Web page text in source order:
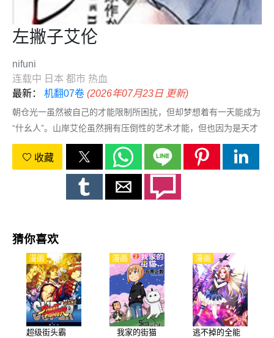
左撇子艾伦
nifuni
连载中 日本 都市 热血
最新： 机翻07卷 (2026年07月23日 更新)
朝仓光一虽然被自己的才能限制所困扰，但却梦想着有一天能成为
“什幺人”。山岸艾伦虽然拥有压倒性的艺术才能，但也因为是天才
而苦恼和孤独。高中时代命中注定的相遇的两人，不久就成为了广
告代理店的设计师，和以纽约为活动据点的画家，走上了各自的道
收藏
猜你喜欢
超级街头霸
漫画
我家的街猫
漫画
逃不掉的全能
漫画